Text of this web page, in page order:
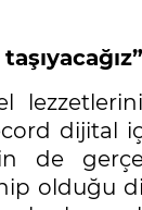
dijital
de